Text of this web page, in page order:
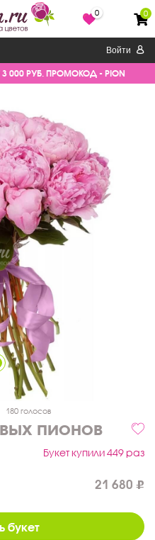
0 0
Войти
000 РУБ. ПРОМОКОД - PION
180 голосов
пионов
Букет купили 449 раз
21 680
букет